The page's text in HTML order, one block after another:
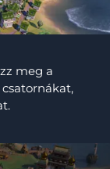
meg a